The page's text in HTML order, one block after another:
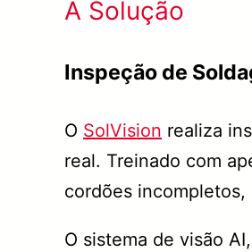
A Solução
Inspeção de
O SolVision realiza
real. Treinado com
cordões
O sistema de visão